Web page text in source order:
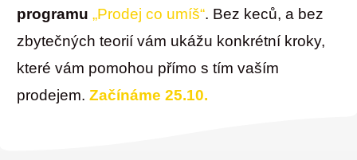
programu „Prodej co umíš“. Bez keců, a bez
zbytečných teorií vám ukážu konkrétní kroky,
které vám pomohou přímo s tím vaším
prodejem. Začínáme 25.10.